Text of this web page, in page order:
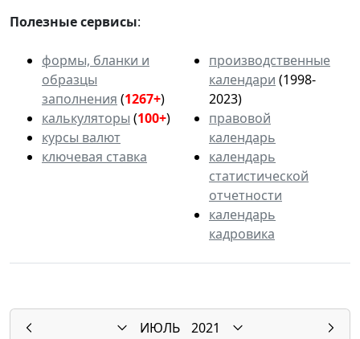
Полезные сервисы:
формы, бланки и
образцы
заполнения (1267+)
калькуляторы (100+)
курсы валют
ключевая ставка
производственные
календари (1998-
2023)
правовой
календарь
календарь
статистической
отчетности
календарь
кадровика
ИЮЛЬ
2021